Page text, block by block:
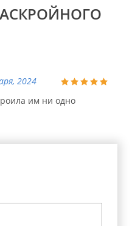
2024
им ни одно